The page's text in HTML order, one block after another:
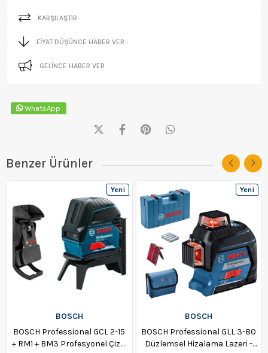
KARŞILAŞTIR
FIYAT DÜŞÜNCE HABER VER
GELINCE HABER VER
WhatsApp
Benzer Ürünler
BOSCH
BOSCH Professional GCL 2-15
+ RM1 + BM3 Profesyonel Çizgi
Yeni
Ürün
BOSCH
BOSCH Professional GLL 3-80
Düzlemsel Hizalama Lazeri -
Yeni